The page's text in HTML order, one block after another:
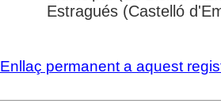
Estragués (Castelló
Enllaç permanent a aquest